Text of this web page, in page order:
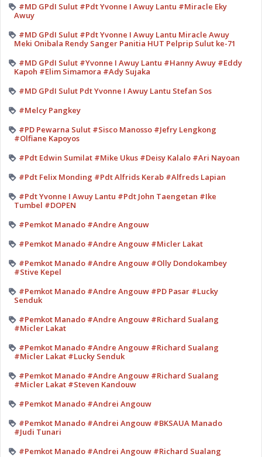
#MD GPdI Sulut #Pdt Yvonne I Awuy Lantu #Miracle Eky
Awuy
#MD GPdI Sulut #Pdt Yvonne I Awuy Lantu Miracle Awuy
Meki Onibala Rendy Sanger Panitia HUT Pelprip Sulut ke-71
#MD GPdI Sulut #Yvonne I Awuy Lantu #Hanny Awuy #Eddy
Kapoh #Elim Simamora #Ady Sujaka
#MD GPdI Sulut Pdt Yvonne I Awuy Lantu Stefan Sos
#Melcy Pangkey
#PD Pewarna Sulut #Sisco Manosso #Jefry Lengkong
#Olfiane Kapoyos
#Pdt Edwin Sumilat #Mike Ukus #Deisy Kalalo #Ari Nayoan
#Pdt Felix Monding #Pdt Alfrids Kerab #Alfreds Lapian
#Pdt Yvonne I Awuy Lantu #Pdt John Taengetan #Ike
Tumbel #DOPEN
#Pemkot Manado #Andre Angouw
#Pemkot Manado #Andre Angouw #Micler Lakat
#Pemkot Manado #Andre Angouw #Olly Dondokambey
#Stive Kepel
#Pemkot Manado #Andre Angouw #PD Pasar #Lucky
Senduk
#Pemkot Manado #Andre Angouw #Richard Sualang
#Micler Lakat
#Pemkot Manado #Andre Angouw #Richard Sualang
#Micler Lakat #Lucky Senduk
#Pemkot Manado #Andre Angouw #Richard Sualang
#Micler Lakat #Steven Kandouw
#Pemkot Manado #Andrei Angouw
#Pemkot Manado #Andrei Angouw #BKSAUA Manado
#Judi Tunari
#Pemkot Manado #Andrei Angouw #Richard Sualang